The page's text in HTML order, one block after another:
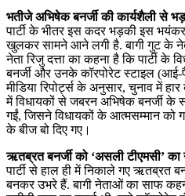
भतीजे अभिषेक बनर्जी की कार्यशैली से
पार्टी के भीतर इस कदर भड़की इस
खुलकर सामने आने लगी है. बागी गुट के
नेता रिजु दत्ता का कहना है कि पार्टी के
बनर्जी और उनके कॉरपोरेट स्टाइल
मीडिया रिपोर्ट्स के अनुसार, चुनाव में
में विधायकों से जबरन अभिषेक बनर्जी के
गईं, जिसने विधायकों के आत्मसम्मान को
के बीज बो दिए गए।
ऋतब्रत बनर्जी को ‘असली टीएमसी’ का
पार्टी से हाल ही में निकाले गए ऋतब्रत
बनकर उभरे हैं. बागी नेताओं का साफ